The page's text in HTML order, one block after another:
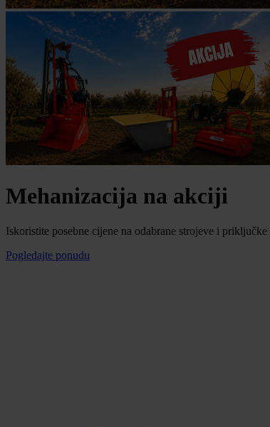
Mehanizacija na akciji
Iskoristite posebne cijene na odabrane strojeve i
Pogledajte ponudu